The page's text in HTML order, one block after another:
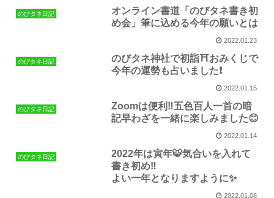
のびタネ日記
オンライン書道「のびタネ書き初
め会」筆に込める今年の願いとは
2022.01.23
のびタネ日記
のびタネ神社で初詣⛩おみくじで
今年の運勢も占いました❗️
2022.01.15
のびタネ日記
Zoomは便利‼️五色百人一首の暗
記早わざを一緒に楽しみました😊
2022.01.14
のびタネ日記
2022年は寅年🐯気合いを入れて
書き初め‼️
よい一年となりますように✨
2022.01.08